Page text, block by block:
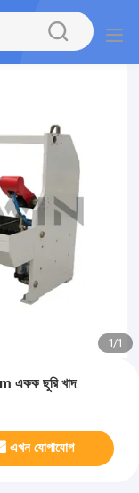
1/1
একক ছুরি খাদ
এখন যোগাযোগ